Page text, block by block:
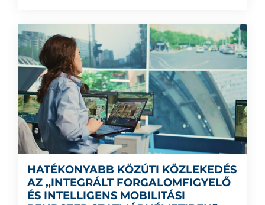
HATÉKONYABB KÖZÚTI KÖZLEKEDÉS
AZ „INTEGRÁLT FORGALOMFIGYELŐ
ÉS INTELLIGENS MOBILITÁSI